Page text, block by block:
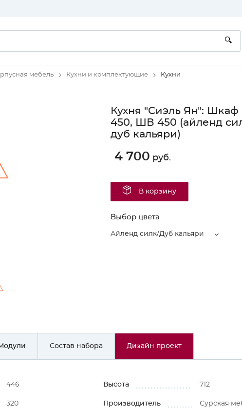
мебель Кухни и комплектующие Кухни
Кухня "Сиэль Ян": Шкаф
450, ШВ 450 (айленд
дуб кальяри)
4 700 руб.
В корзину
Выбор цвета
Айленд силк/Дуб кальяри
Состав набора Дизайн проект
446 Высота 712
320 Производитель Сурская